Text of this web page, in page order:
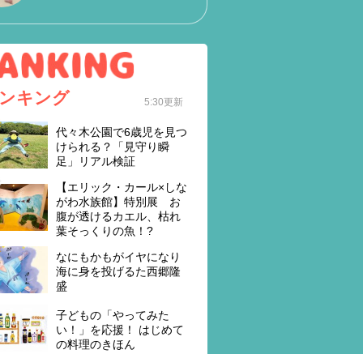
キング 5:30更新
代々木公園で6歳児を見つ
けられる？「見守り瞬
足」リアル検証
【エリック・カール×しな
がわ水族館】特別展 お
腹が透けるカエル、枯れ
葉そっくりの魚！?
なにもかもがイヤになり
海に身を投げるた西郷隆
盛
子どもの「やってみた
い！」を応援！ はじめて
の料理のきほん